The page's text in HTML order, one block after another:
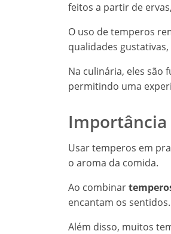
feitos a partir de
O uso de temperos
qualidades
Na culinária, eles são
permitindo uma
Usar temperos em
o aroma da comida.
Ao combinar
encantam os sentidos.
Além disso, muitos